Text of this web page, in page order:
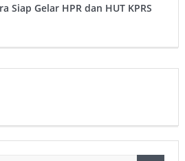
Siap Gelar HPR dan HUT KPRS